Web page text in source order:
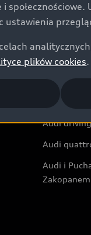
Audi
Audi Sport
Audi i
Audi
Audi
Audi i
Zakopanem
ustawienia
plików cookies.